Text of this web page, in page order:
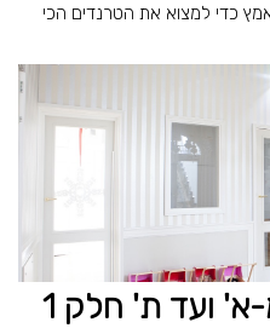
כדי למצוא את הטרנדים הכי
א' ועד ת' חלק 1